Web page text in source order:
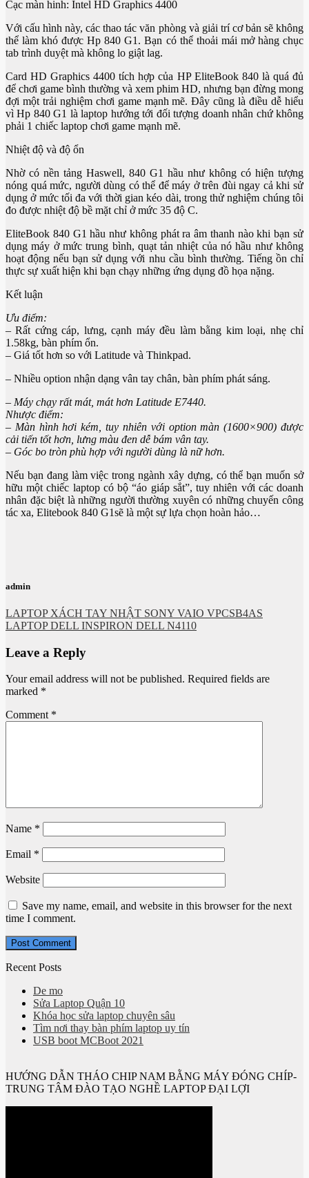
Cạc màn hinh: Intel HD Graphics 4400
Với cấu hình này, các thao tác văn phòng và giải trí cơ bản sẽ không
thể làm khó được Hp 840 G1. Bạn có thể thoải mái mở hàng chục
tab trình duyệt mà không lo giật lag.
Card HD Graphics 4400 tích hợp của HP EliteBook 840 là quá đủ
để chơi game bình thường và xem phim HD, nhưng bạn đừng mong
đợi một trải nghiệm chơi game mạnh mẽ. Đây cũng là điều dễ hiểu
vì Hp 840 G1 là laptop hướng tới đối tượng doanh nhân chứ không
phải 1 chiếc laptop chơi game mạnh mẽ.
Nhiệt độ và độ ổn
Nhờ có nền tảng Haswell, 840 G1 hầu như không có hiện tượng
nóng quá mức, người dùng có thể để máy ở trên đùi ngay cả khi sử
dụng ở mức tối đa với thời gian kéo dài, trong thử nghiệm chúng tôi
đo được nhiệt độ bề mặt chỉ ở mức 35 độ C.
EliteBook 840 G1 hầu như không phát ra âm thanh nào khi bạn sử
dụng máy ở mức trung bình, quạt tản nhiệt của nó hầu như không
hoạt động nếu bạn sử dụng với nhu cầu bình thường. Tiếng ồn chỉ
thực sự xuất hiện khi bạn chạy những ứng dụng đồ họa nặng.
Kết luận
Ưu điểm:
– Rất cứng cáp, lưng, cạnh máy đều làm bằng kim loại, nhẹ chỉ
1.58kg, bàn phím ổn.
– Giá tốt hơn so với Latitude và Thinkpad.
– Nhiều option nhận dạng vân tay chân, bàn phím phát sáng.
– Máy chạy rất mát, mát hơn Latitude E7440.
Nhược điểm:
– Màn hình hơi kém, tuy nhiên với option màn (1600×900) được
cải tiến tốt hơn, lưng màu đen dễ bám vân tay.
– Góc bo tròn phù hợp với người dùng là nữ hơn.
Nếu bạn đang làm việc trong ngành xây dựng, có thể bạn muốn sở
hữu một chiếc laptop có bộ “áo giáp sắt”, tuy nhiên với các doanh
nhân đặc biệt là những người thường xuyên có những chuyến công
tác xa, Elitebook 840 G1sẽ là một sự lựa chọn hoàn hảo…
admin
LAPTOP XÁCH TAY NHẬT SONY VAIO VPCSB4AS
LAPTOP DELL INSPIRON DELL N4110
Leave a Reply
Your email address will not be published. Required fields are
marked *
Comment *
Name *
Email *
Website
Save my name, email, and website in this browser for the next
time I comment.
Recent Posts
De mo
Sửa Laptop Quận 10
Khóa học sửa laptop chuyên sâu
Tìm nơi thay bàn phím laptop uy tín
USB boot MCBoot 2021
HƯỚNG DẪN THÁO CHIP NAM BẰNG MÁY ĐÓNG CHÍP-
TRUNG TÂM ĐÀO TẠO NGHỀ LAPTOP ĐẠI LỢI